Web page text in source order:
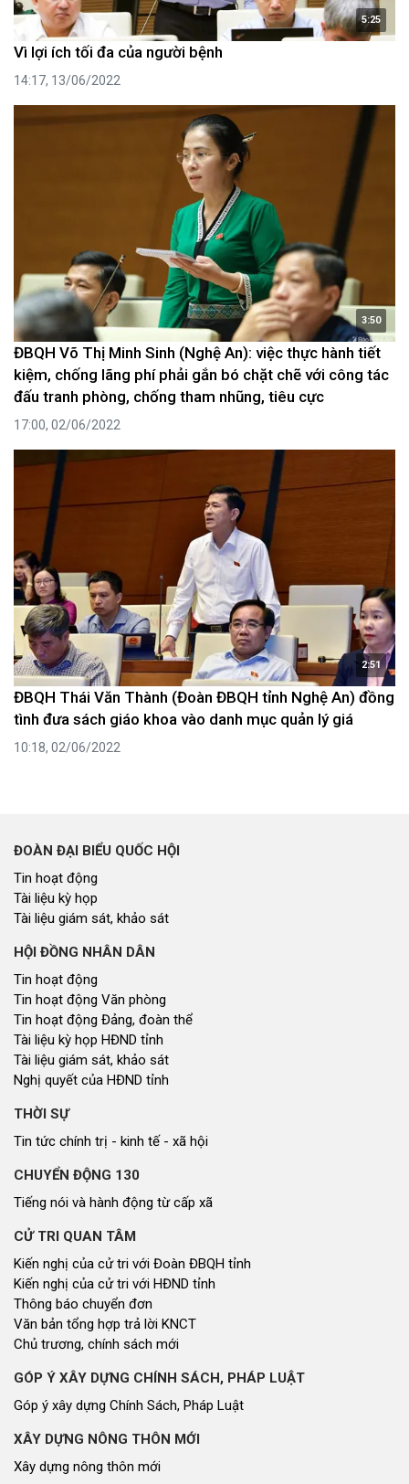
5:25
Vì lợi ích tối đa của người bệnh
14:17, 13/06/2022
3:50
ĐBQH Võ Thị Minh Sinh (Nghệ An): việc thực hành tiết
kiệm, chống lãng phí phải gắn bó chặt chẽ với công tác
đấu tranh phòng, chống tham nhũng, tiêu cực
17:00, 02/06/2022
2:51
ĐBQH Thái Văn Thành (Đoàn ĐBQH tỉnh Nghệ An) đồng
tình đưa sách giáo khoa vào danh mục quản lý giá
10:18, 02/06/2022
ĐOÀN ĐẠI BIỂU QUỐC HỘI
Tin hoạt động
Tài liệu kỳ họp
Tài liệu giám sát, khảo sát
HỘI ĐỒNG NHÂN DÂN
Tin hoạt động
Tin hoạt động Văn phòng
Tin hoạt động Đảng, đoàn thể
Tài liệu kỳ họp HĐND tỉnh
Tài liệu giám sát, khảo sát
Nghị quyết của HĐND tỉnh
THỜI SỰ
Tin tức chính trị - kinh tế - xã hội
CHUYỂN ĐỘNG 130
Tiếng nói và hành động từ cấp xã
CỬ TRI QUAN TÂM
Kiến nghị của cử tri với Đoàn ĐBQH tỉnh
Kiến nghị của cử tri với HĐND tỉnh
Thông báo chuyển đơn
Văn bản tổng hợp trả lời KNCT
Chủ trương, chính sách mới
GÓP Ý XÂY DỰNG CHÍNH SÁCH, PHÁP LUẬT
Góp ý xây dựng Chính Sách, Pháp Luật
XÂY DỰNG NÔNG THÔN MỚI
Xây dựng nông thôn mới